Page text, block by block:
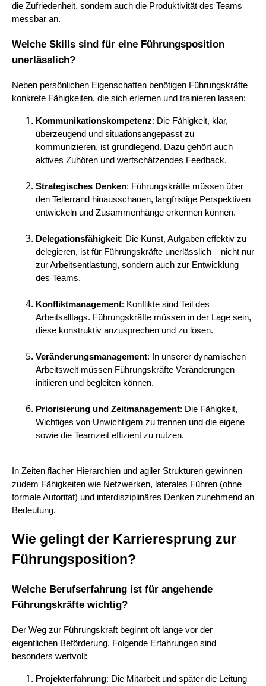
die Zufriedenheit, sondern auch die Produktivität des Teams
messbar an.
Welche Skills sind für eine Führungsposition
unerlässlich?
Neben persönlichen Eigenschaften benötigen Führungskräfte
konkrete Fähigkeiten, die sich erlernen und trainieren lassen:
Kommunikationskompetenz: Die Fähigkeit, klar,
überzeugend und situationsangepasst zu
kommunizieren, ist grundlegend. Dazu gehört auch
aktives Zuhören und wertschätzendes Feedback.
Strategisches Denken: Führungskräfte müssen über
den Tellerrand hinausschauen, langfristige Perspektiven
entwickeln und Zusammenhänge erkennen können.
Delegationsfähigkeit: Die Kunst, Aufgaben effektiv zu
delegieren, ist für Führungskräfte unerlässlich – nicht nur
zur Arbeitsentlastung, sondern auch zur Entwicklung
des Teams.
Konfliktmanagement: Konflikte sind Teil des
Arbeitsalltags. Führungskräfte müssen in der Lage sein,
diese konstruktiv anzusprechen und zu lösen.
Veränderungsmanagement: In unserer dynamischen
Arbeitswelt müssen Führungskräfte Veränderungen
initiieren und begleiten können.
Priorisierung und Zeitmanagement: Die Fähigkeit,
Wichtiges von Unwichtigem zu trennen und die eigene
sowie die Teamzeit effizient zu nutzen.
In Zeiten flacher Hierarchien und agiler Strukturen gewinnen
zudem Fähigkeiten wie Netzwerken, laterales Führen (ohne
formale Autorität) und interdisziplinäres Denken zunehmend an
Bedeutung.
Wie gelingt der Karrieresprung zur
Führungsposition?
Welche Berufserfahrung ist für angehende
Führungskräfte wichtig?
Der Weg zur Führungskraft beginnt oft lange vor der
eigentlichen Beförderung. Folgende Erfahrungen sind
besonders wertvoll:
Projekterfahrung: Die Mitarbeit und später die Leitung